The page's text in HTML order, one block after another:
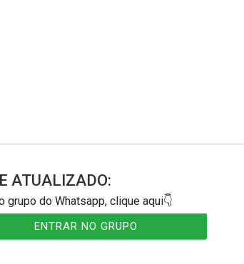
ATUALIZADO:
grupo do Whatsapp, clique aqui👇
ENTRAR NO GRUPO